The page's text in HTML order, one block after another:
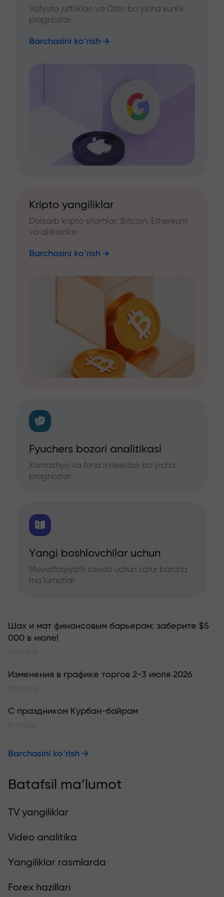
Valyuta juftliklari va Oltin bo‘yicha kunlik
prognozlar
Barchasini ko‘rish
Kripto yangiliklar
Dolzarb kripto sharhlar: Bitcoin, Ethereum
va altkoinlar
Barchasini ko‘rish
Fyuchers bozori analitikasi
Xomashyo va fond indekslari bo‘yicha
prognozlar
Yangi boshlovchilar uchun
Muvaffaqiyatli savdo uchun zarur barcha
ma’lumotlar
Шах и мат финансовым барьерам: заберите $5
000 в июле!
02.07.2026
Изменения в графике торгов 2-3 июля 2026
30.06.2026
С праздником Курбан-байрам
27.05.2026
Barchasini ko‘rish
Batafsil ma’lumot
TV yangiliklar
Video analitika
Yangiliklar rasmlarda
Forex hazillari